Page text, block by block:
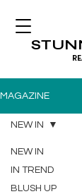
MAGAZINE
NEW IN
IN TREND
BLUSH UP
NEW IN